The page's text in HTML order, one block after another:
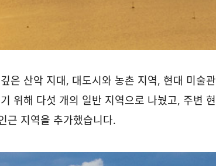
은 산악 지대, 대도시와 농촌 지역, 현대 미술관
위해 다섯 개의 일반 지역으로 나눴고, 주변 현
근 지역을 추가했습니다.